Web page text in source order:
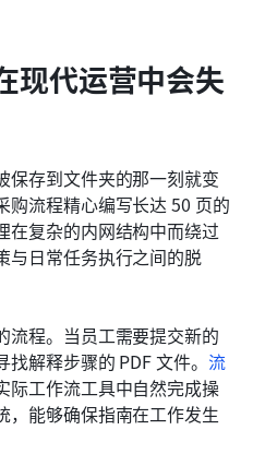
现代运营中会失
保存到文件夹的那一刻就变
购流程精心编写长达 50 页的
在复杂的内网结构中而绕过
与日常任务执行之间的脱
流程。当员工需要提交新的
解释步骤的 PDF 文件。 流
际工作流工具中自然完成操
，能够确保指南在工作发生